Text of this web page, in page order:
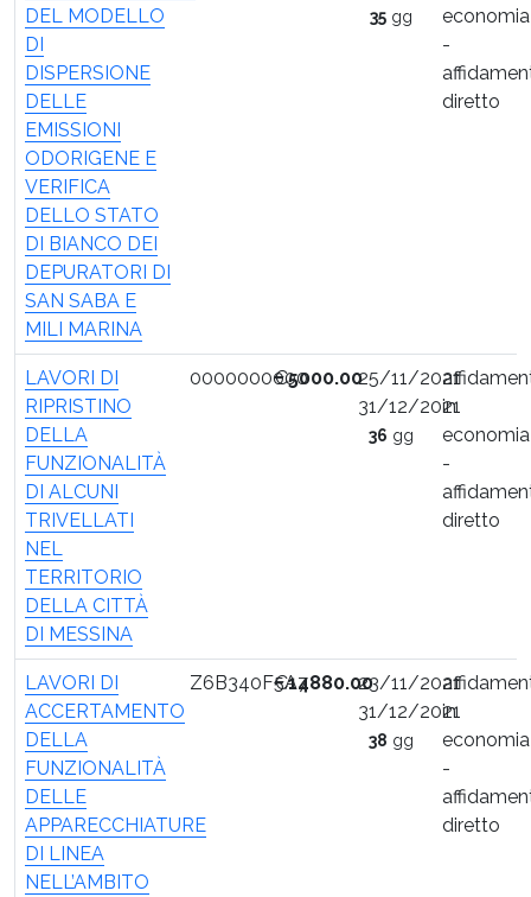
DEL MODELLO
DI
DISPERSIONE
DELLE
EMISSIONI
ODORIGENE E
VERIFICA
DELLO STATO
DI BIANCO DEI
DEPURATORI DI
SAN SABA E
MILI MARINA
35gg
economia
-
diretto
LAVORI DI
RIPRISTINO
DELLA
FUNZIONALITÀ
DI ALCUNI
TRIVELLATI
NEL
TERRITORIO
DELLA CITTÀ
DI MESSINA
0000000000
€5000.0025/11/2021
31/12/2021
36 gg
in
economia
-
diretto
LAVORI DI
ACCERTAMENTO
DELLA
FUNZIONALITÀ
DELLE
APPARECCHIATURE
DI LINEA
NELL’AMBITO
Z6B340F5A7
€14880.0023/11/2021
31/12/2021
38 gg
in
economia
-
diretto